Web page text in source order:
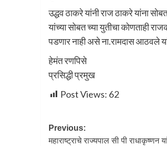
उद्धव ठाकरे यांनी राज ठाकरे यांना
यांच्या सोबत च्या युतीचा कोणताही
पडणार नाही असे ना.रामदास आठवले
हेमंत रणपिसे
प्रसिद्धी प्रमुख
Post Views: 62
Previous:
महाराष्ट्राचे राज्यपाल सी पी राधाकृष्णन